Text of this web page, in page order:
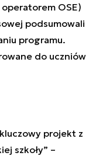
OSE)
podsumowali
programu.
do uczniów
projekt z
szkoły” –